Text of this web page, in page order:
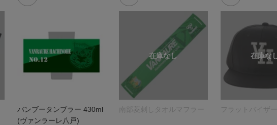
バンブータンブラー 430ml
(ヴァンラーレ八戸)
南部菱刺しタオルマフラー フラットバイザ